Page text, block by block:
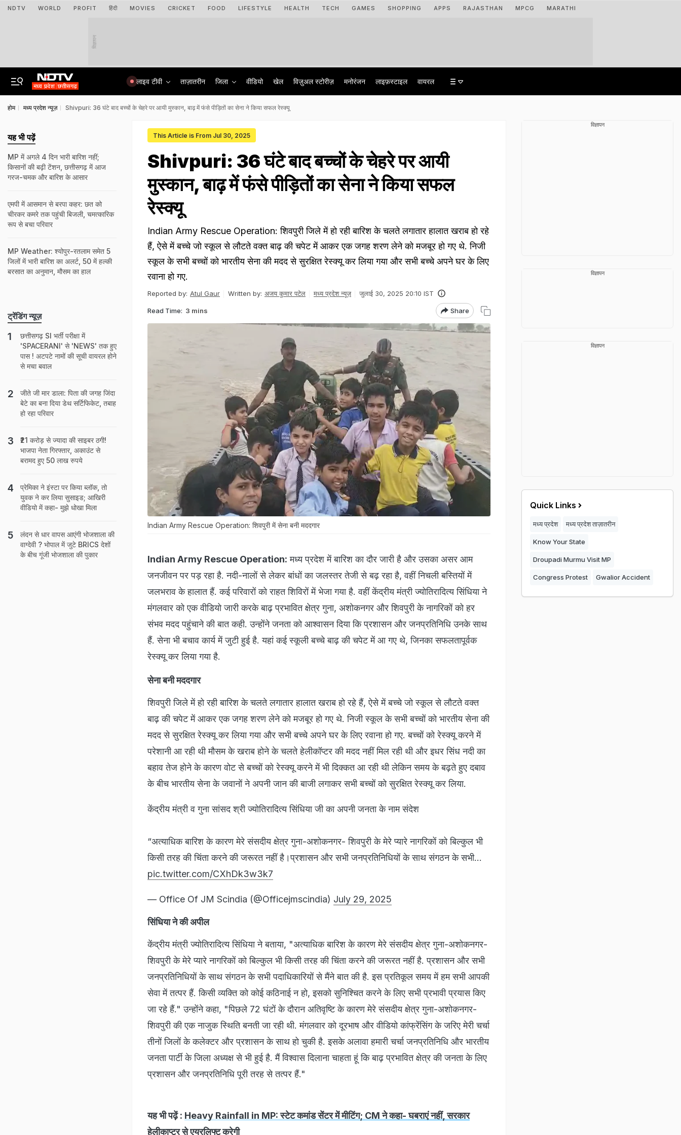
NDTV WORLD PROFIT हिंदी MOVIES CRICKET FOOD LIFESTYLE HEALTH TECH GAMES SHOPPING APPS RAJASTHAN MPCG MARATHI
विज्ञापन
लाइव टीवी ताज़ातरीन जिला वीडियो खेल विज़ुअल स्टोरीज़ मनोरंजन लाइफ़स्टाइल वायरल
होम मध्य प्रदेश न्यूज़ Shivpuri: 36 घंटे बाद बच्चों के चेहरे पर आयी मुस्कान, बाढ़ में फंसे पीड़ितों का सेना ने किया सफल रेस्क्यू
This Article is From Jul 30, 2025
Shivpuri: 36 घंटे बाद बच्चों के चेहरे पर आयी
मुस्कान, बाढ़ में फंसे पीड़ितों का सेना ने किया सफल
रेस्क्यू
Indian Army Rescue Operation: शिवपुरी जिले में हो रही बारिश के चलते लगातार हालात खराब हो रहे
हैं, ऐसे में बच्चे जो स्कूल से लौटते वक्त बाढ़ की चपेट में आकर एक जगह शरण लेने को मजबूर हो गए थे. निजी
स्कूल के सभी बच्चों को भारतीय सेना की मदद से सुरक्षित रेस्क्यू कर लिया गया और सभी बच्चे अपने घर के लिए
रवाना हो गए.
Reported by: Atul Gaur Written by: अजय कुमार पटेल मध्य प्रदेश न्यूज़ जुलाई 30, 2025 20:10 IST
Read Time: 3 mins Share
Indian Army Rescue Operation: शिवपुरी में सेना बनी मददगार
Indian Army Rescue Operation: मध्य प्रदेश में बारिश का दौर जारी है और उसका असर आम
जनजीवन पर पड़ रहा है. नदी-नालों से लेकर बांधों का जलस्तर तेजी से बढ़ रहा है, वहीं निचली बस्तियों में
जलभराव के हालात हैं. कई परिवारों को राहत शिविरों में भेजा गया है. वहीं केंद्रीय मंत्री ज्योतिरादित्य सिंधिया ने
मंगलवार को एक वीडियो जारी करके बाढ़ प्रभावित क्षेत्र गुना, अशोकनगर और शिवपुरी के नागरिकों को हर
संभव मदद पहुंचाने की बात कही. उन्होंने जनता को आश्वासन दिया कि प्रशासन और जनप्रतिनिधि उनके साथ
हैं. सेना भी बचाव कार्य में जुटी हुई है. यहां कई स्कूली बच्चे बाढ़ की चपेट में आ गए थे, जिनका सफलतापूर्वक
रेस्क्यू कर लिया गया है.
सेना बनी मददगार
शिवपुरी जिले में हो रही बारिश के चलते लगातार हालात खराब हो रहे हैं, ऐसे में बच्चे जो स्कूल से लौटते वक्त
बाढ़ की चपेट में आकर एक जगह शरण लेने को मजबूर हो गए थे. निजी स्कूल के सभी बच्चों को भारतीय सेना की
मदद से सुरक्षित रेस्क्यू कर लिया गया और सभी बच्चे अपने घर के लिए रवाना हो गए. बच्चों को रेस्क्यू करने में
परेशानी आ रही थी मौसम के खराब होने के चलते हेलीकॉप्टर की मदद नहीं मिल रही थी और इधर सिंध नदी का
बहाव तेज होने के कारण वोट से बच्चों को रेस्क्यू करने में भी दिक्कत आ रही थी लेकिन समय के बढ़ते हुए दबाव
के बीच भारतीय सेना के जवानों ने अपनी जान की बाजी लगाकर सभी बच्चों को सुरक्षित रेस्क्यू कर लिया.
केंद्रीय मंत्री व गुना सांसद श्री ज्योतिरादित्य सिंधिया जी का अपनी जनता के नाम संदेश
“अत्याधिक बारिश के कारण मेरे संसदीय क्षेत्र गुना-अशोकनगर- शिवपुरी के मेरे प्यारे नागरिकों को बिल्कुल भी
किसी तरह की चिंता करने की जरूरत नहीं है।प्रशासन और सभी जनप्रतिनिधियों के साथ संगठन के सभी…
pic.twitter.com/CXhDk3w3k7
— Office Of JM Scindia (@Officejmscindia) July 29, 2025
सिंधिया ने की अपील
केंद्रीय मंत्री ज्योतिरादित्य सिंधिया ने बताया, "अत्याधिक बारिश के कारण मेरे संसदीय क्षेत्र गुना-अशोकनगर-
शिवपुरी के मेरे प्यारे नागरिकों को बिल्कुल भी किसी तरह की चिंता करने की जरूरत नहीं है. प्रशासन और सभी
जनप्रतिनिधियों के साथ संगठन के सभी पदाधिकारियों से मैंने बात की है. इस प्रतिकूल समय में हम सभी आपकी
सेवा में तत्पर हैं. किसी व्यक्ति को कोई कठिनाई न हो, इसको सुनिश्चित करने के लिए सभी प्रभावी प्रयास किए
जा रहे हैं." उन्होंने कहा, "पिछले 72 घंटों के दौरान अतिवृष्टि के कारण मेरे संसदीय क्षेत्र गुना-अशोकनगर-
शिवपुरी की एक नाजुक स्थिति बनती जा रही थी. मंगलवार को दूरभाष और वीडियो कांफ्रेंसिंग के जरिए मेरी चर्चा
तीनों जिलों के कलेक्टर और प्रशासन के साथ हो चुकी है. इसके अलावा हमारी चर्चा जनप्रतिनिधि और भारतीय
जनता पार्टी के जिला अध्यक्ष से भी हुई है. मैं विश्वास दिलाना चाहता हूं कि बाढ़ प्रभावित क्षेत्र की जनता के लिए
प्रशासन और जनप्रतिनिधि पूरी तरह से तत्पर हैं."
यह भी पढ़ें : Heavy Rainfall in MP: स्टेट कमांड सेंटर में मीटिंग; CM ने कहा- घबराएं नहीं, सरकार
हेलीकाप्टर से एयरलिफ्ट करेगी
यह भी पढ़ें
MP में अगले 4 दिन भारी बारिश नहीं;
किसानों की बढ़ी टेंशन, छत्तीसगढ़ में आज
गरज-चमक और बारिश के आसार
एमपी में आसमान से बरपा कहर: छत को
चीरकर कमरे तक पहुंची बिजली, चमत्कारिक
रूप से बचा परिवार
MP Weather: श्योपुर-रतलाम समेत 5
जिलों में भारी बारिश का अलर्ट, 50 में हल्‍की
बरसात का अनुमान, मौसम का हाल
ट्रेंडिंग न्यूज़
छत्तीसगढ़ SI भर्ती परीक्षा में
'SPACERANI' से 'NEWS' तक हुए
पास ! अटपटे नामों की सूची वायरल होने
से मचा बवाल
जीते जी मार डाला: पिता की जगह जिंदा
बेटे का बना दिया डेथ सर्टिफिकेट, तबाह
हो रहा परिवार
₹21 करोड़ से ज्यादा की साइबर ठगी!
भाजपा नेता गिरफ्तार, अकाउंट से
बरामद हुए 50 लाख रुपये
प्रेमिका ने इंस्टा पर किया ब्लॉक, तो
युवक ने कर लिया सुसाइड; आखिरी
वीडियो में कहा- मुझे धोखा मिला
लंदन से धार वापस आएंगी भोजशाला की
वाग्देवी ? भोपाल में जुटे BRICS देशों
के बीच गूंजी भोजशाला की पुकार
विज्ञापन
विज्ञापन
विज्ञापन
Quick Links
मध्य प्रदेश मध्य प्रदेश ताज़ातरीन
Know Your State
Droupadi Murmu Visit MP
Congress Protest Gwalior Accident